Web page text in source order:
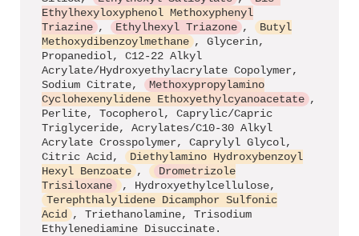
Ethylhexyloxyphenol Methoxyphenyl
Triazine , Ethylhexyl Triazone ,
Butyl
Methoxydibenzoylmethane , Glycerin,
Propanediol, C12-22 Alkyl
Acrylate/Hydroxyethylacrylate Copolymer,
Sodium Citrate,
Methoxypropylamino
Cyclohexenylidene Ethoxyethylcyanoacetate ,
Perlite, Tocopherol, Caprylic/Capric
Triglyceride, Acrylates/C10-30 Alkyl
Acrylate Crosspolymer, Caprylyl Glycol,
Citric Acid,
Diethylamino Hydroxybenzoyl
Hexyl Benzoate ,
Drometrizole
Trisiloxane
, Hydroxyethylcellulose,
Terephthalylidene Dicamphor Sulfonic
Acid , Triethanolamine, Trisodium
Ethylenediamine Disuccinate.